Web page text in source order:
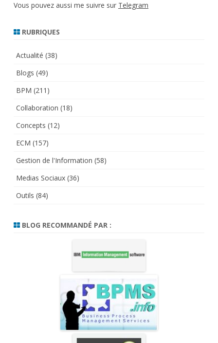
Vous pouvez aussi me suivre sur Telegram
RUBRIQUES
Actualité (38)
Blogs (49)
BPM (211)
Collaboration (18)
Concepts (12)
ECM (157)
Gestion de l'Information (58)
Medias Sociaux (36)
Outils (84)
BLOG RECOMMANDÉ PAR :